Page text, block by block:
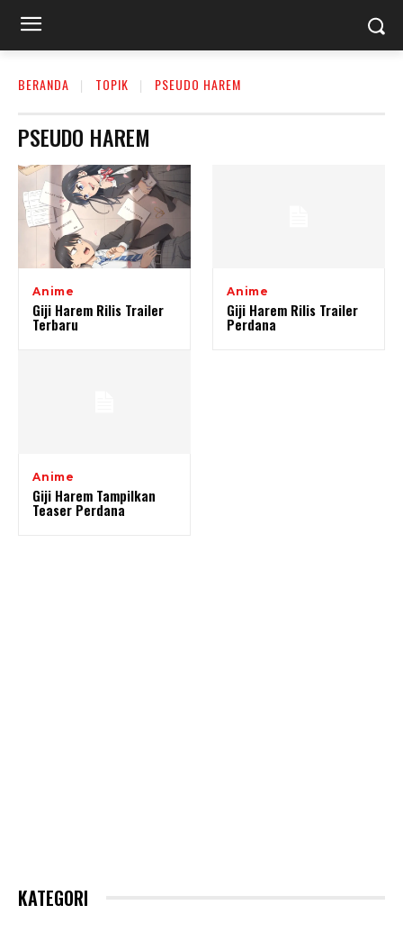
BERANDA TOPIK PSEUDO HAREM
PSEUDO HAREM
Anime
Giji Harem Rilis Trailer
Terbaru
Anime
Giji Harem Rilis Trailer
Perdana
Anime
Giji Harem Tampilkan
Teaser Perdana
KATEGORI